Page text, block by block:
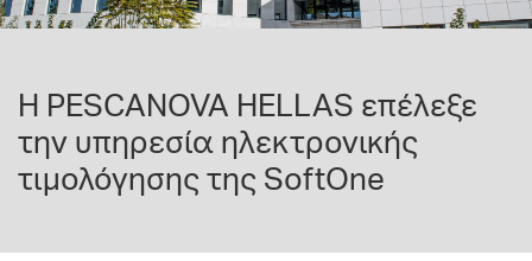
Η PESCANOVA HELLAS επέλεξε
την υπηρεσία ηλεκτρονικής
τιμολόγησης της SoftOne